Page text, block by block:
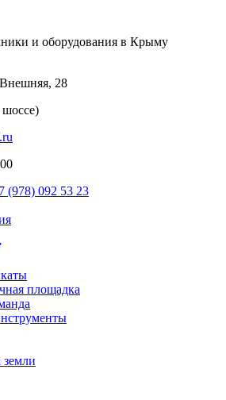
и оборудования в Крыму
28
(978) 092 53 23
площадка